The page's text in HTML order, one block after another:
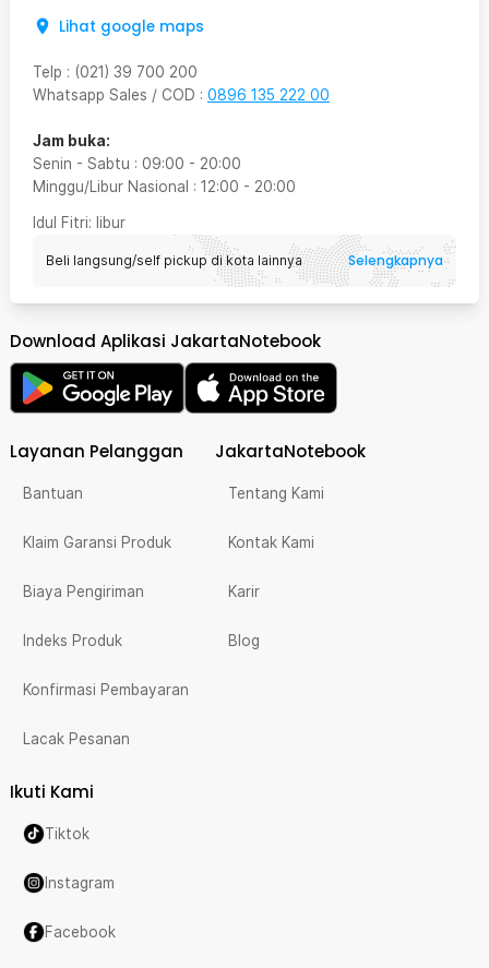
Lihat google maps
Telp : (021) 39 700 200
Whatsapp Sales / COD : 0896 135 222 00
Jam buka:
Senin - Sabtu : 09:00 - 20:00
Minggu/Libur Nasional : 12:00 - 20:00
Idul Fitri: libur
Beli langsung/self pickup di kota lainnya Selengkapnya
Download Aplikasi JakartaNotebook
Layanan Pelanggan
Bantuan
Klaim Garansi Produk
Biaya Pengiriman
Indeks Produk
Konfirmasi Pembayaran
Lacak Pesanan
JakartaNotebook
Tentang Kami
Kontak Kami
Karir
Blog
Ikuti Kami
Tiktok
Instagram
Facebook